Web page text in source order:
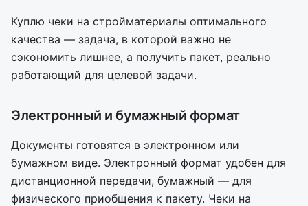
Куплю чеки на стройматериалы оптимального
качества — задача, в которой важно не
сэкономить лишнее, а получить пакет, реально
работающий для целевой задачи.
Электронный и бумажный формат
Документы готовятся в электронном или
бумажном виде. Электронный формат удобен для
дистанционной передачи, бумажный — для
физического приобщения к пакету. Чеки на